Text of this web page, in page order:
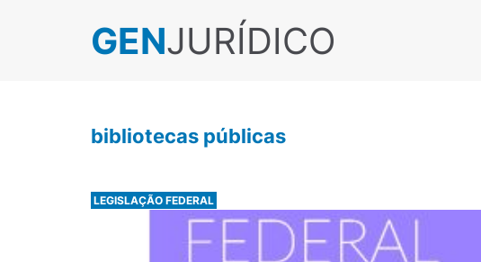
GENJURÍDICO
bibliotecas públicas
LEGISLAÇÃO FEDERAL